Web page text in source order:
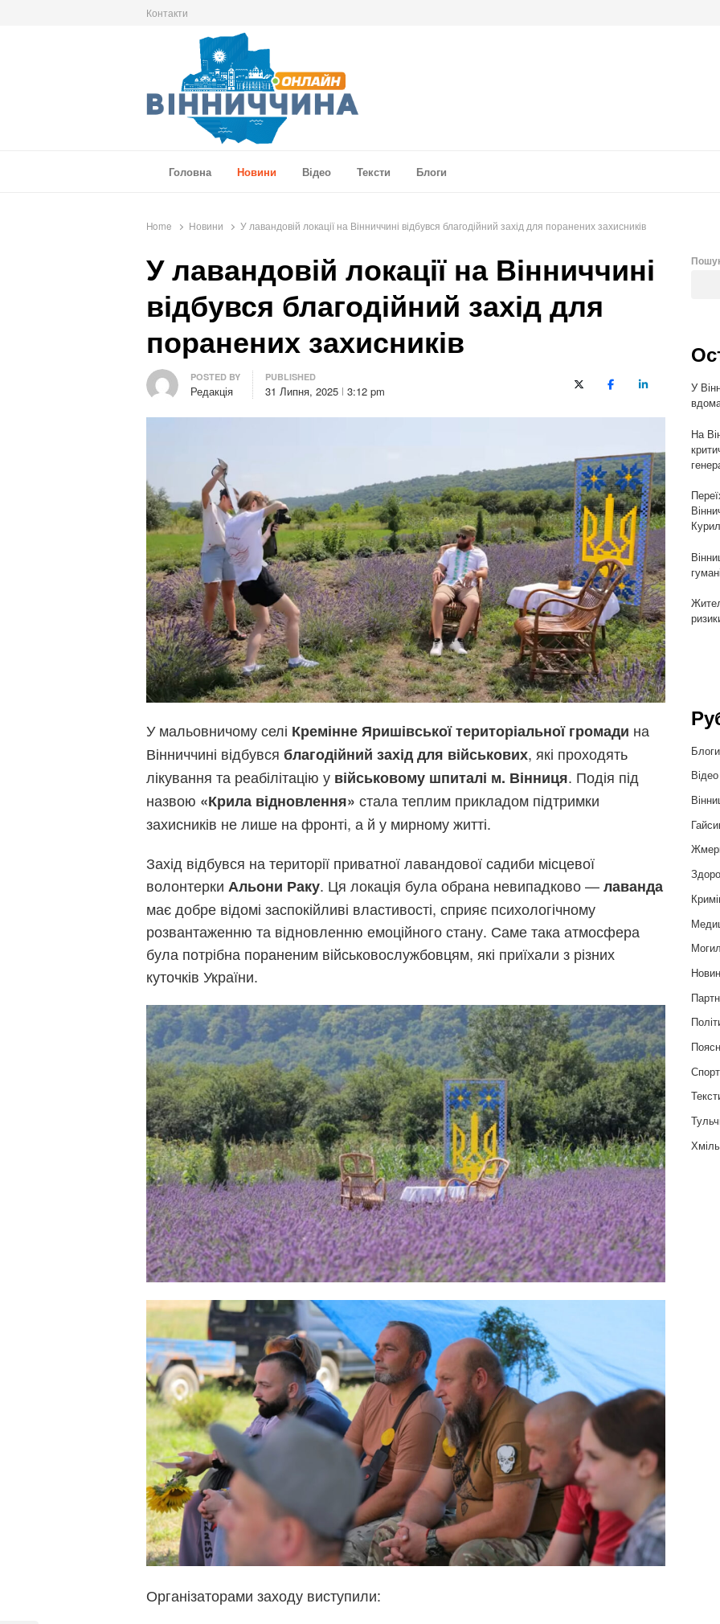
Контакти
Головна
Новини Відео Тексти Блоги
Home Новини У лавандовій локації на Вінниччині відбувся благодійний захід для поранених захисників
У лавандовій локації на Вінниччині
відбувся благодійний захід для
поранених захисників
Author
POSTED BY
Редакція
PUBLISHED
31 Липня, 2025 3:12 pm X (Twitter)FacebookLinkedIn
У мальовничому селі Кремінне Яришівської територіальної громади на
Вінниччині відбувся благодійний захід для військових, які проходять
лікування та реабілітацію у військовому шпиталі м. Вінниця. Подія під
назвою «Крила відновлення» стала теплим прикладом підтримки
захисників не лише на фронті, а й у мирному житті.
Захід відбувся на території приватної лавандової садиби місцевої
волонтерки Альони Раку. Ця локація була обрана невипадково —лаванда
має добре відомі заспокійливі властивості, сприяє психологічному
розвантаженню та відновленню емоційного стану. Саме така атмосфера
була потрібна пораненим військовослужбовцям, які приїхали з різних
куточків України.
Організаторами заходу виступили:
У
На
Блоги
Відео
Спорт